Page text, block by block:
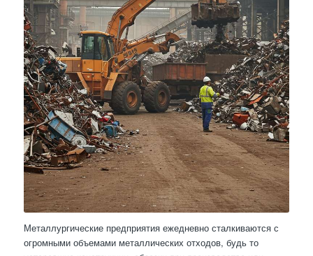
Металлургические предприятия ежедневно сталкиваются с
огромными объемами металлических отходов, будь то